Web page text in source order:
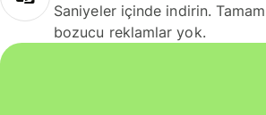
Saniyeler içinde indirin.
bozucu reklamlar yok.